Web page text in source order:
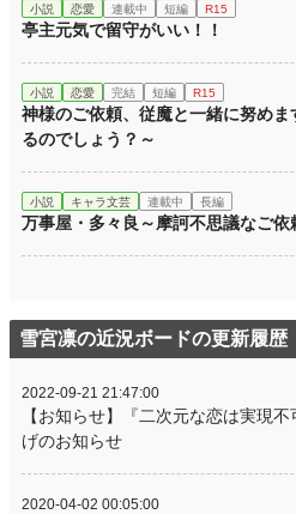
小説 恋愛 連載中 短編 R15
亭主元気で留守がいい！！
小説 恋愛 完結 短編 R15
神様のご依頼、従魔と一緒に努め
るのでしょう？～
小説 キャラ文芸 連載中 長編
万事屋・多々良～摩訶不思議なご依
雪宮凛の近況ボードの更新履歴
2022-09-21 21:47:00
【お知らせ】『二次元な恋は実現
げのお知らせ
2020-04-02 00:05:00